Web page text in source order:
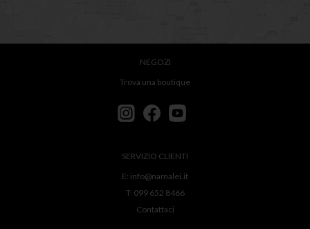
NEGOZI
Trova una boutique
SERVIZIO CLIENTI
E: info@namalei.it
T: 099 652 8466
Contattaci